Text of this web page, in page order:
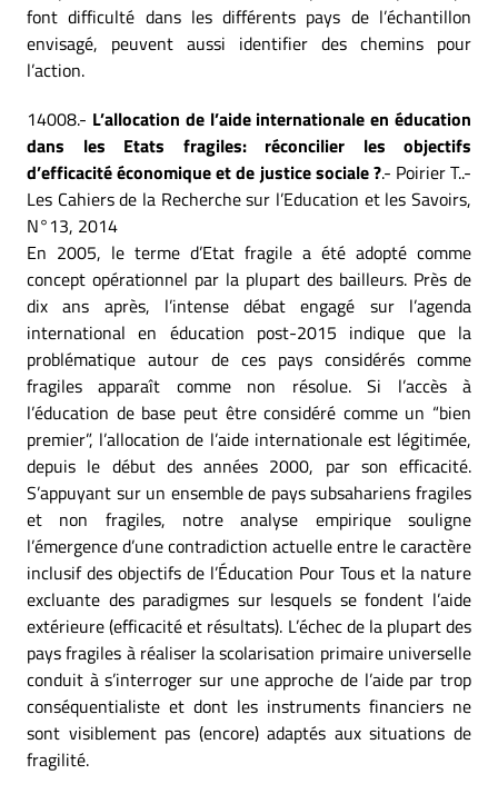
font difficulté dans les différents pays de l’échantillon
envisagé, peuvent aussi identifier des chemins pour
l’action.
14008.- L’allocation de l’aide internationale en éducation
dans les Etats fragiles: réconcilier les objectifs
d’efficacité économique et de justice sociale ?.- Poirier T..-
Les Cahiers de la Recherche sur l’Education et les Savoirs,
N°13, 2014
En 2005, le terme d’Etat fragile a été adopté comme
concept opérationnel par la plupart des bailleurs. Près de
dix ans après, l’intense débat engagé sur l’agenda
international en éducation post-2015 indique que la
problématique autour de ces pays considérés comme
fragiles apparaît comme non résolue. Si l’accès à
l’éducation de base peut être considéré comme un “bien
premier”, l’allocation de l’aide internationale est légitimée,
depuis le début des années 2000, par son efficacité.
S’appuyant sur un ensemble de pays subsahariens fragiles
et non fragiles, notre analyse empirique souligne
l’émergence d’une contradiction actuelle entre le caractère
inclusif des objectifs de l’Éducation Pour Tous et la nature
excluante des paradigmes sur lesquels se fondent l’aide
extérieure (efficacité et résultats). L’échec de la plupart des
pays fragiles à réaliser la scolarisation primaire universelle
conduit à s’interroger sur une approche de l’aide par trop
conséquentialiste et dont les instruments financiers ne
sont visiblement pas (encore) adaptés aux situations de
fragilité.